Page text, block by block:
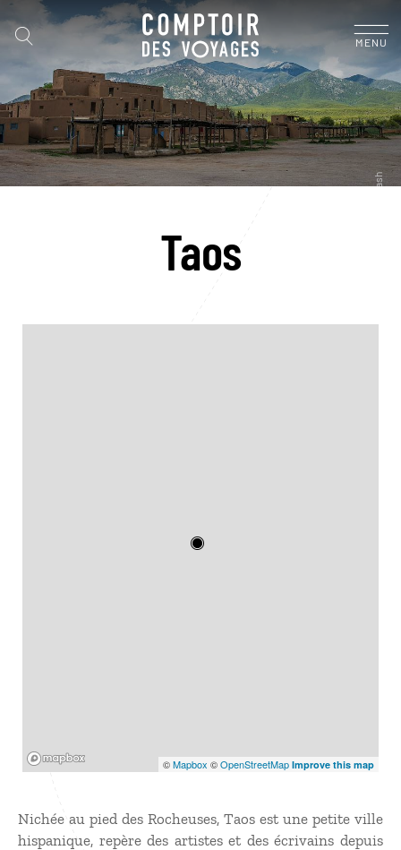
MENU
Taos
©Mapbox ©OpenStreetMap Improve this map
Nichée au pied des Rocheuses, Taos est une petite ville
hispanique, repère des artistes et des écrivains depuis